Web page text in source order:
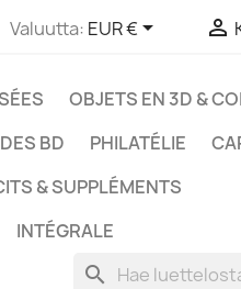
Valuutta: EUR € 
OBJETS EN 3D &
BD PHILATÉLIE
& SUPPLÉMENTS
INTÉGRALE
search